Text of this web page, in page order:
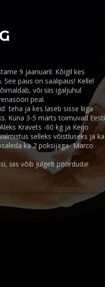
9 jaanuaril. Kõigil kes
paus on saalipaus! Kellel
või siis igaljuhul
peal.
teha ja kes laseb sisse liiga
Kuna 3-5 märts toimuvad Eesti
Kravets -60 kg ja Keijo
selleks võistluseks ja ka
ka 2 poksijaga- Marco
siis võib julgelt pöörduda!